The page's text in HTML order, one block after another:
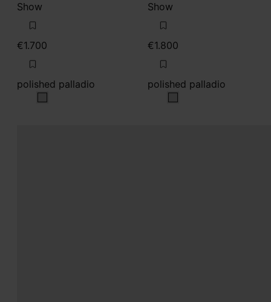
Show
€1.700
polished palladio
polished palladio
Show
€1.800
polished palladio
polished palladio